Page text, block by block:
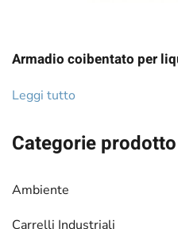
Categorie prodotto
Ambiente
Carrelli Industriali
Armadio coibentato per
Leggi tutto